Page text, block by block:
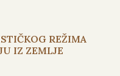
REŽIMA
IZ ZEMLJE